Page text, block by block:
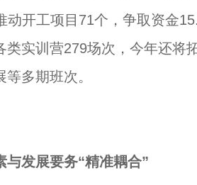
动开工项目71个，争取资金
类实训营279场次，今年还将
多期班次。
与发展要务“精准耦合”